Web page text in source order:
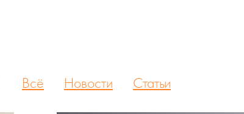
Всё Новости Статьи